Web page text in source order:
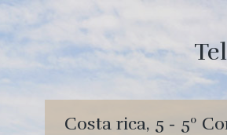
Costa rica, 5 - 5º